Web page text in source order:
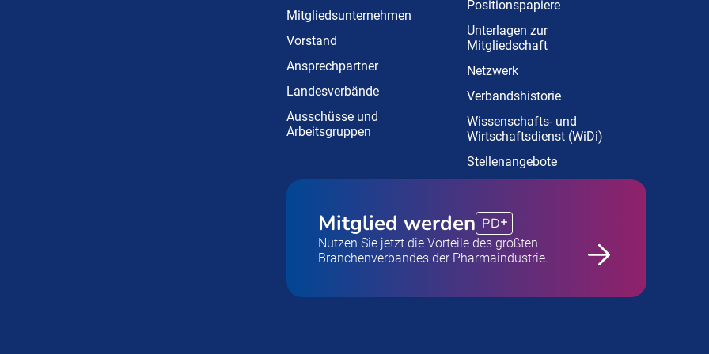
Mitgliedsunternehmen
Vorstand
Ansprechpartner
Landesverbände
Ausschüsse und
Arbeitsgruppen
Positionspapiere
Unterlagen zur
Mitgliedschaft
Netzwerk
Verbandshistorie
Wissenschafts- und
Wirtschaftsdienst (WiDi)
Stellenangebote
Mitglied werden PD
Nutzen Sie jetzt die Vorteile des größten
Branchenverbandes der Pharmaindustrie.